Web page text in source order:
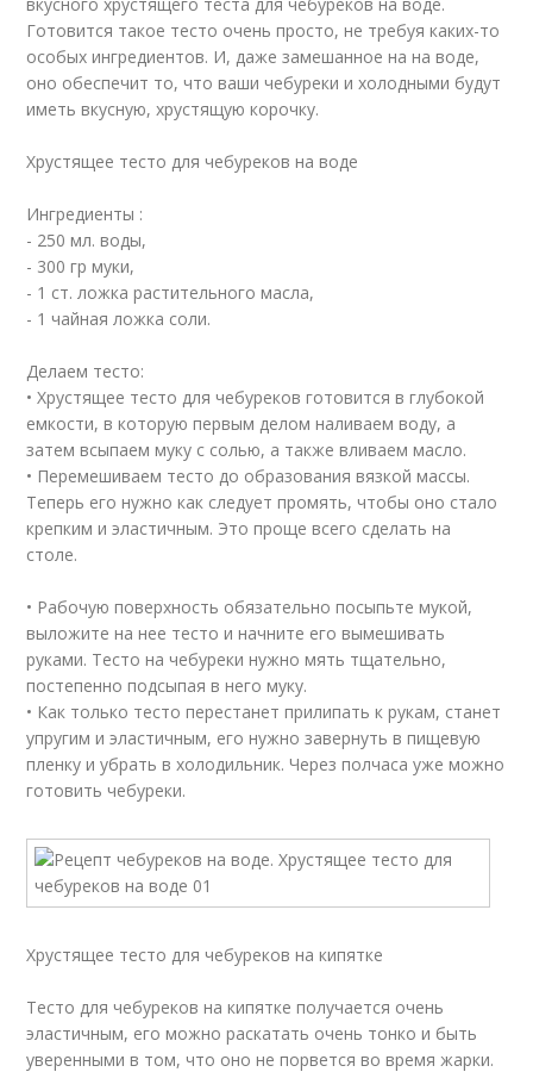
Готовится такое тесто очень просто, не требуя каких-то
особых ингредиентов. И, даже замешанное на на воде,
оно обеспечит то, что ваши чебуреки и холодными будут
иметь вкусную, хрустящую корочку.
Хрустящее тесто для чебуреков на воде
Ингредиенты :
- 250 мл. воды,
- 300 гр муки,
- 1 ст. ложка растительного масла,
- 1 чайная ложка соли.
Делаем тесто:
• Хрустящее тесто для чебуреков готовится в глубокой
емкости, в которую первым делом наливаем воду, а
затем всыпаем муку с солью, а также вливаем масло.
• Перемешиваем тесто до образования вязкой массы.
Теперь его нужно как следует промять, чтобы оно стало
крепким и эластичным. Это проще всего сделать на
столе.
• Рабочую поверхность обязательно посыпьте мукой,
выложите на нее тесто и начните его вымешивать
руками. Тесто на чебуреки нужно мять тщательно,
постепенно подсыпая в него муку.
• Как только тесто перестанет прилипать к рукам, станет
упругим и эластичным, его нужно завернуть в пищевую
пленку и убрать в холодильник. Через полчаса уже можно
готовить чебуреки.
Хрустящее тесто для чебуреков на кипятке
Тесто для чебуреков на кипятке получается очень
эластичным, его можно раскатать очень тонко и быть
уверенными в том, что оно не порвется во время жарки.